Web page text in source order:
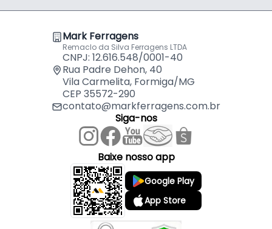
- Cabeça: Chata
- Ponta: Broca
- 01: Caixa com 500 peças
- Ciser: qualidade, resistência e desempenho em
cada fixação.
Mark Ferragens
Remaclo da Silva Ferragens LTDA
CNPJ: 12.616.548/0001-40
Rua Padre Dehon, 40
Vila Carmelita, Formiga/MG
CEP 35572-290
contato@markferragens.com.br
Siga-nos
Baixe nosso app
Google Play
App Store